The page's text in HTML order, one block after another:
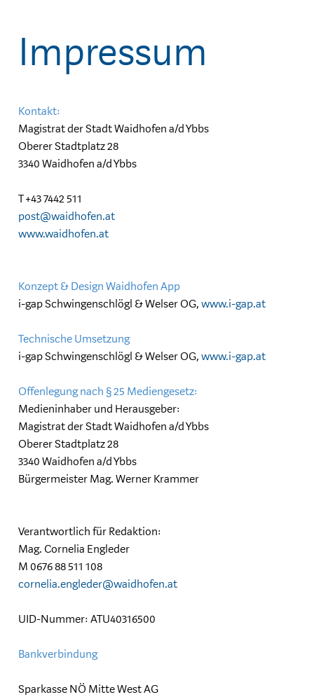
Impressum
Kontakt:
Magistrat der Stadt Waidhofen a/d Ybbs
Oberer Stadtplatz 28
3340 Waidhofen a/d Ybbs
T +43 7442 511
post@waidhofen.at
www.waidhofen.at
Konzept & Design Waidhofen App
i-gap Schwingenschlögl & Welser OG,www.i-gap.at
Technische Umsetzung
i-gap Schwingenschlögl & Welser OG,www.i-gap.at
Offenlegung nach § 25 Mediengesetz:
Medieninhaber und Herausgeber:
Magistrat der Stadt Waidhofen a/d Ybbs
Oberer Stadtplatz 28
3340 Waidhofen a/d Ybbs
Bürgermeister Mag. Werner Krammer
Verantwortlich für Redaktion:
Mag. Cornelia Engleder
M 0676 88 511 108
cornelia.engleder@waidhofen.at
UID-Nummer: ATU40316500
Bankverbindung
Sparkasse NÖ Mitte West AG